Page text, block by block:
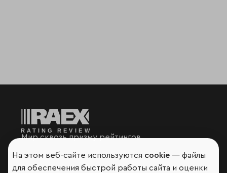
Мир сквозь призму рейтингов
На этом веб-сайте используются cookie — файлы
для обеспечения быстрой работы сайта и оценки